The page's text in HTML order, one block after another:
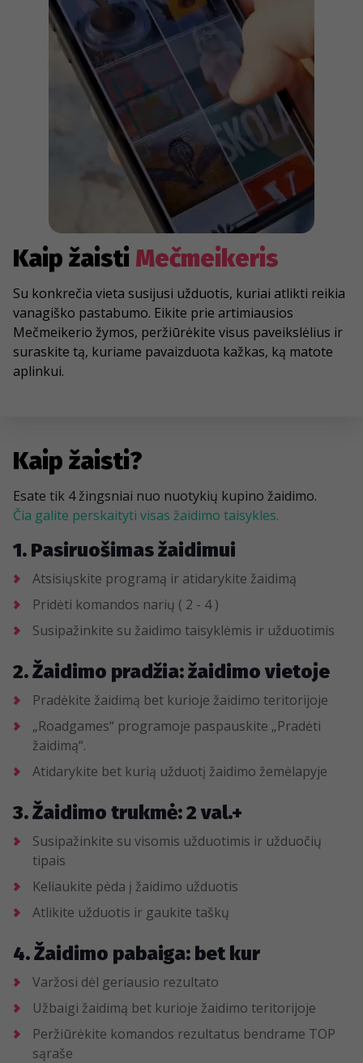
Kaip žaisti Mečmeikeris
Su konkrečia vieta susijusi užduotis, kuriai atlikti reikia
vanagiško pastabumo. Eikite prie artimiausios
Mečmeikerio žymos, peržiūrėkite visus paveikslėlius ir
suraskite tą, kuriame pavaizduota kažkas, ką matote
aplinkui.
Kaip žaisti?
Esate tik 4 žingsniai nuo nuotykių kupino žaidimo.
Čia galite perskaityti visas žaidimo taisykles.
1. Pasiruošimas žaidimui
Atsisiųskite programą ir atidarykite žaidimą
Pridėti komandos narių ( 2 - 4 )
Susipažinkite su žaidimo taisyklėmis ir užduotimis
2. Žaidimo pradžia: žaidimo vietoje
Pradėkite žaidimą bet kurioje žaidimo teritorijoje
„Roadgames“ programoje paspauskite „Pradėti
žaidimą“.
Atidarykite bet kurią užduotį žaidimo žemėlapyje
3. Žaidimo trukmė: 2 val.+
Susipažinkite su visomis užduotimis ir užduočių
tipais
Keliaukite pėda į žaidimo užduotis
Atlikite užduotis ir gaukite taškų
4. Žaidimo pabaiga: bet kur
Varžosi dėl geriausio rezultato
Užbaigi žaidimą bet kurioje žaidimo teritorijoje
Peržiūrėkite komandos rezultatus bendrame TOP
sąraše